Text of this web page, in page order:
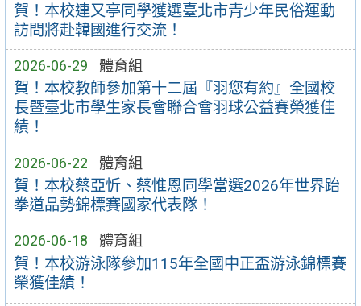
賀！本校連又亭同學獲選臺北市青少年民俗運動
訪問將赴韓國進行交流！
2026-06-29 體育組
賀！本校教師參加第十二屆『羽您有約』全國校
長暨臺北市學生家長會聯合會羽球公益賽榮獲佳
績！
2026-06-22 體育組
賀！本校蔡亞忻、蔡惟恩同學當選2026年世界跆
拳道品勢錦標賽國家代表隊！
2026-06-18 體育組
賀！本校游泳隊參加115年全國中正盃游泳錦標賽
榮獲佳績！